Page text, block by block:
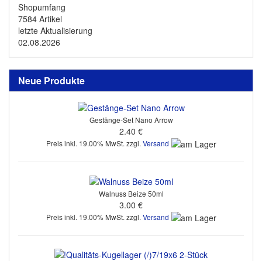
Shopumfang
7584 Artikel
letzte Aktualisierung
02.08.2026
Neue Produkte
Gestänge-Set Nano Arrow
2.40 €
Preis inkl. 19.00% MwSt. zzgl. Versand
Walnuss Beize 50ml
3.00 €
Preis inkl. 19.00% MwSt. zzgl. Versand